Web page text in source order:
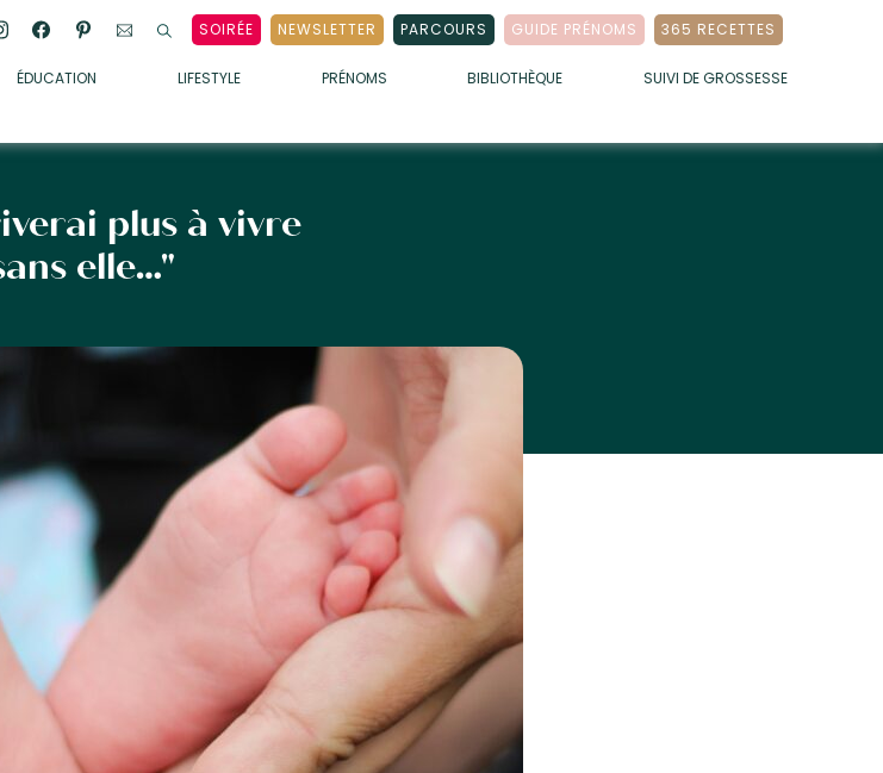
SOIRÉE NEWSLETTER PARCOURS GUIDE PRÉNOMS 365 RECETTES
ÉDUCATION LIFESTYLE PRÉNOMS BIBLIOTHÈQUE SUIVI DE GROSSESSE
plus à vivre
elle…"